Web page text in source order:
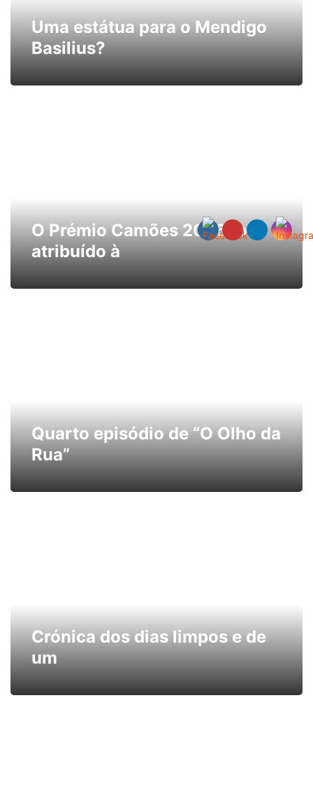
Uma estátua para o Mendigo
Basilius?
O Prémio Camões 2026 foi
atribuído à
Quarto episódio de “O Olho da
Rua”
Crónica dos dias limpos e de
um